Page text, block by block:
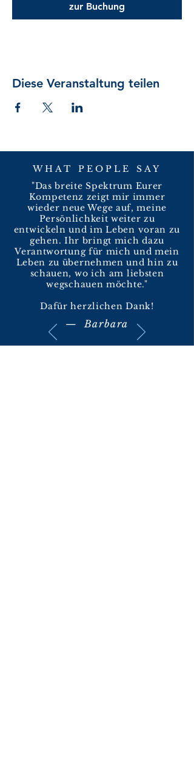
zur Buchung
Diese Veranstaltung teilen
WHAT PEOPLE SAY
"Das breite Spektrum Eurer
Kompetenz zeigt mir immer
wieder neue Wege auf, meine
Persönlichkeit weiter zu
entwickeln und im Leben voran zu
gehen. Ihr bringt mich dazu
Verantwortung für mich und mein
Leben zu übernehmen und hin zu
schauen, wo ich am liebsten
wegschauen möchte."
Dafür herzlichen Dank!
— Barbara